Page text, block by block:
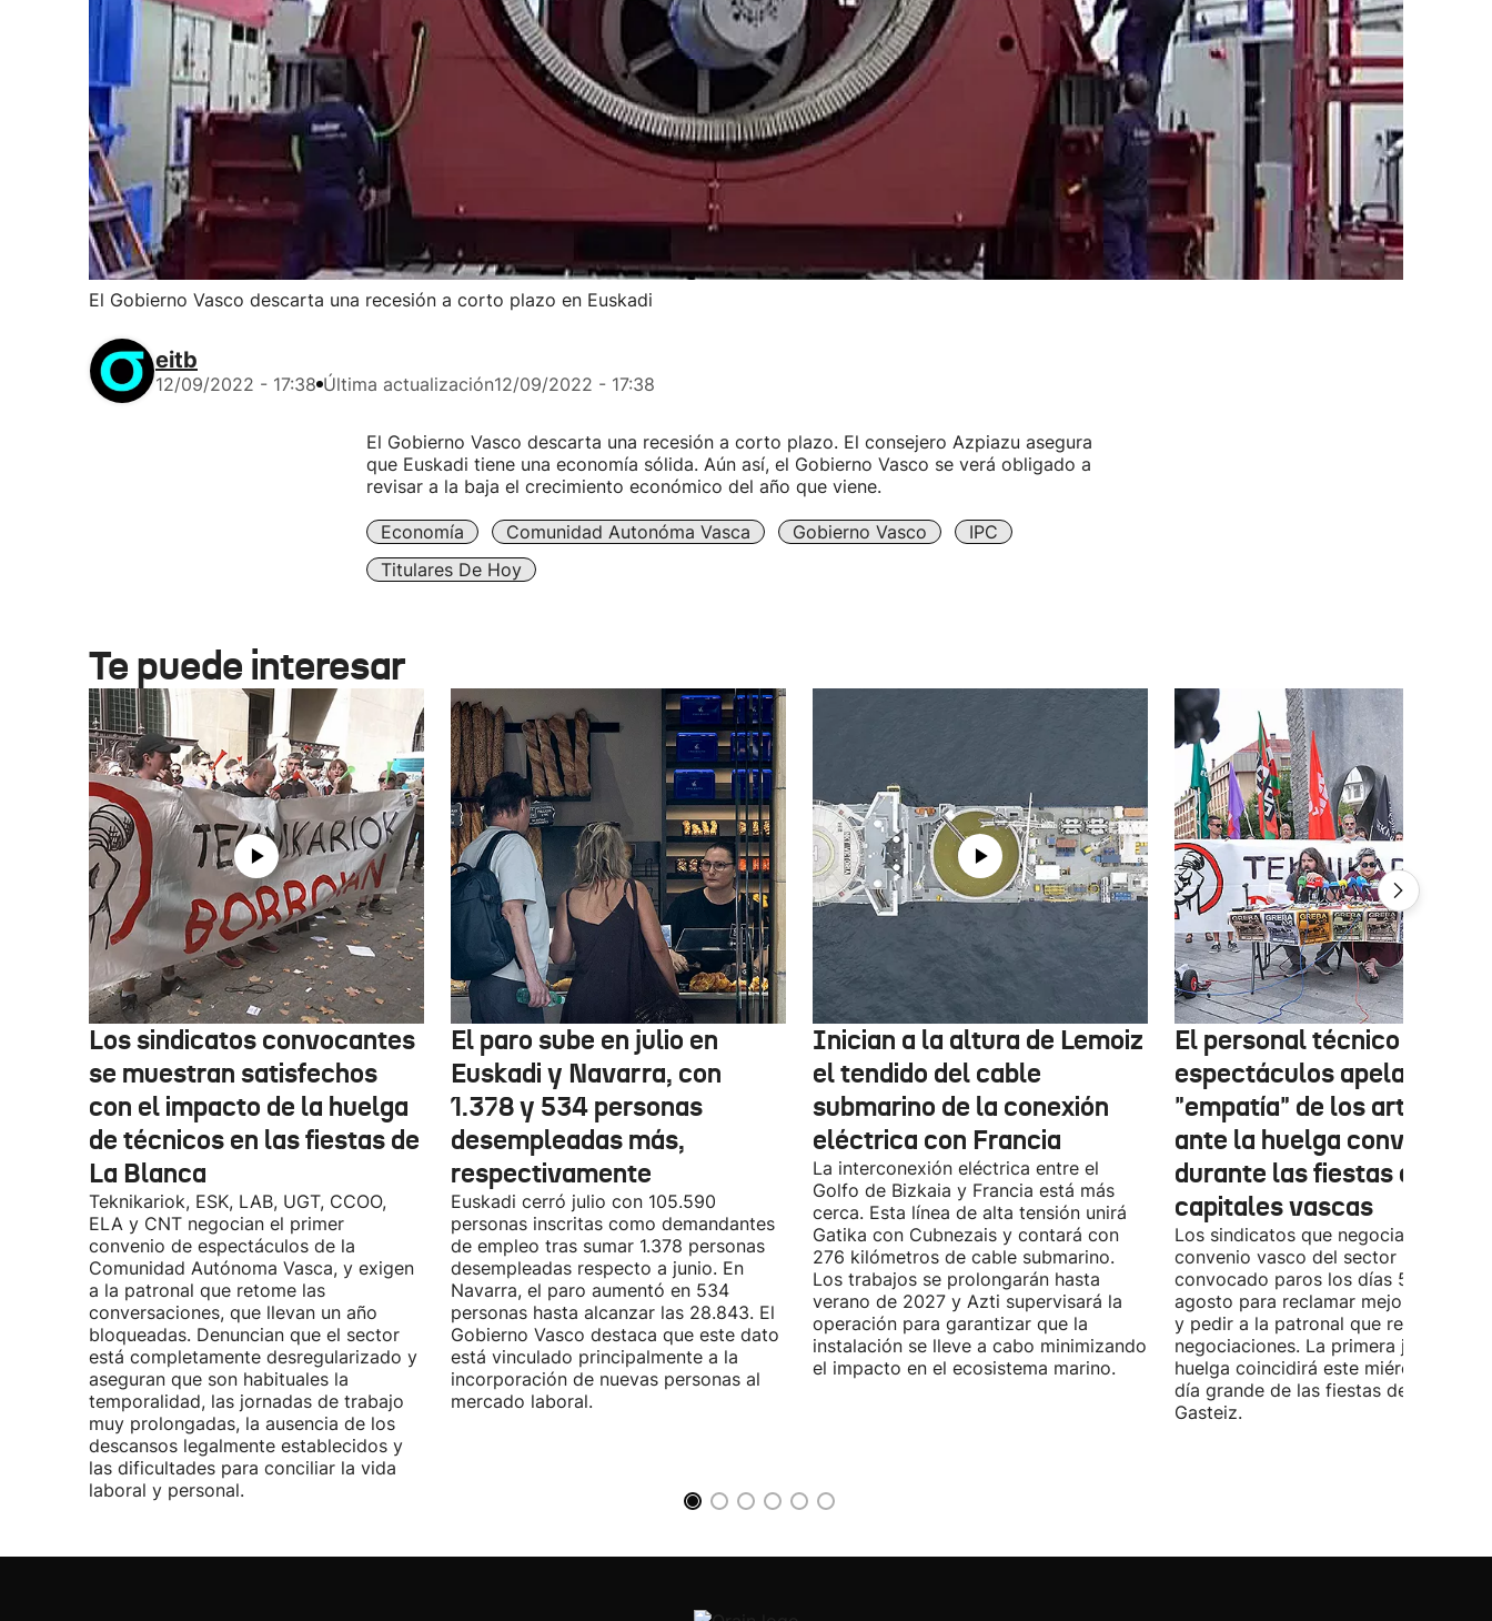
El Gobierno Vasco descarta una recesión a corto plazo en Euskadi
eitb
12/09/2022 - 17:38 Última actualización12/09/2022 - 17:38
El Gobierno Vasco descarta una recesión a corto plazo. El consejero Azpiazu asegura
que Euskadi tiene una economía sólida. Aún así, el Gobierno Vasco se verá obligado a
revisar a la baja el crecimiento económico del año que viene.
Economía Comunidad Autonóma Vasca Gobierno Vasco
IPC
Titulares De Hoy
Te puede interesar
Los sindicatos convocantes
se muestran satisfechos
con el impacto de la huelga
de técnicos en las fiestas de
La Blanca
Teknikariok, ESK, LAB, UGT, CCOO,
ELA y CNT negocian el primer
convenio de espectáculos de la
Comunidad Autónoma Vasca, y exigen
a la patronal que retome las
conversaciones, que llevan un año
bloqueadas. Denuncian que el sector
está completamente desregularizado y
aseguran que son habituales la
temporalidad, las jornadas de trabajo
muy prolongadas, la ausencia de los
descansos legalmente establecidos y
las dificultades para conciliar la vida
laboral y personal.
El paro sube en julio en
Euskadi y Navarra, con
1.378 y 534 personas
desempleadas más,
respectivamente
Euskadi cerró julio con 105.590
personas inscritas como demandantes
de empleo tras sumar 1.378 personas
desempleadas respecto a junio. En
Navarra, el paro aumentó en 534
personas hasta alcanzar las 28.843. El
Gobierno Vasco destaca que este dato
está vinculado principalmente a la
incorporación de nuevas personas al
mercado laboral.
Inician a la altura de Lemoiz
el tendido del cable
submarino de la conexión
eléctrica con Francia
La interconexión eléctrica entre el
Golfo de Bizkaia y Francia está más
cerca. Esta línea de alta tensión unirá
Gatika con Cubnezais y contará con
276 kilómetros de cable submarino.
Los trabajos se prolongarán hasta
verano de 2027 y Azti supervisará la
operación para garantizar que la
instalación se lleve a cabo minimizando
el impacto en el ecosistema marino.
El personal técnico de
espectáculos apela a la
"empatía" de los artistas
ante la huelga convocada
durante las fiestas de las
capitales vascas
Los sindicatos que negocian el
convenio vasco del sector han
convocado paros los días 5, 14 y 26
agosto para reclamar mejoras
y pedir a la patronal que retome las
negociaciones. La primera jornada de
huelga coincidirá este miércoles con
día grande de las fiestas de Vitoria-
Gasteiz.